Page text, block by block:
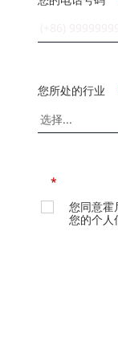
您所处的行业
*
您同意霍
您的个人